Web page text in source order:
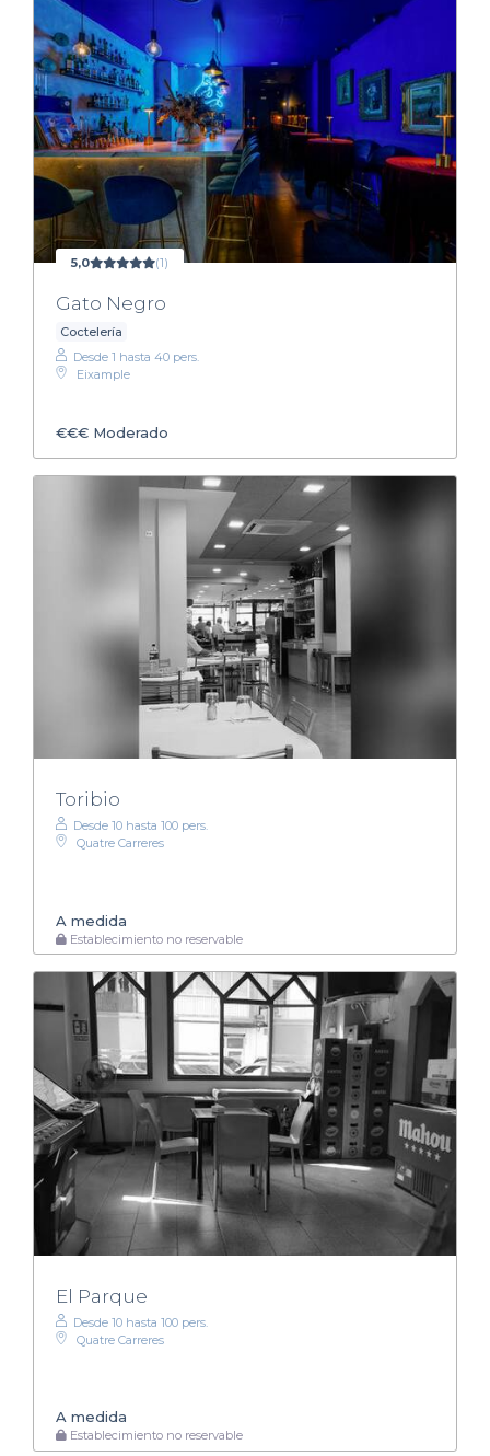
5,0 (1)
Gato Negro
Coctelería
Desde 1 hasta 40 pers.
Eixample
€€€ Moderado
Toribio
Desde 10 hasta 100 pers.
Quatre Carreres
A medida
Establecimiento no reservable
El Parque
Desde 10 hasta 100 pers.
Quatre Carreres
A medida
Establecimiento no reservable